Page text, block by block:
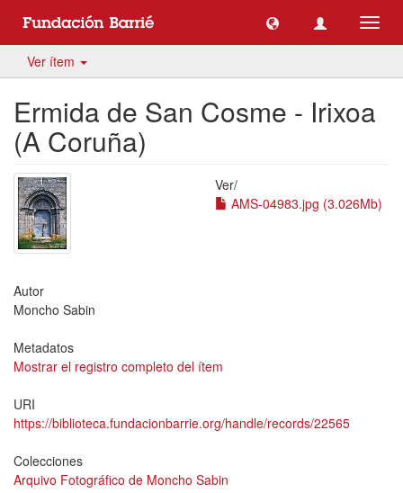
Ver ítem
Ermida de San Cosme - Irixoa
(A Coruña)
Ver/
AMS-04983.jpg (3.026Mb)
Autor
Moncho Sabin
Metadatos
Mostrar el registro completo del ítem
URI
https://biblioteca.fundacionbarrie.org/handle/records/22565
Colecciones
Arquivo Fotográfico de Moncho Sabin